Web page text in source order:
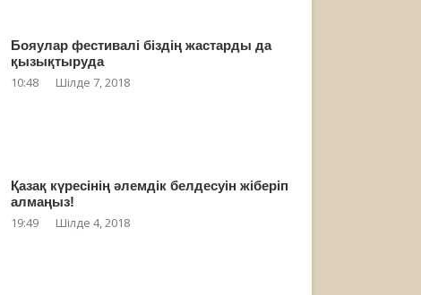
Бояулар фестивалі біздің жастарды да
қызықтыруда
10:48 Шілде 7, 2018
Қазақ күресінің әлемдік белдесуін жіберіп
алмаңыз!
19:49 Шілде 4, 2018